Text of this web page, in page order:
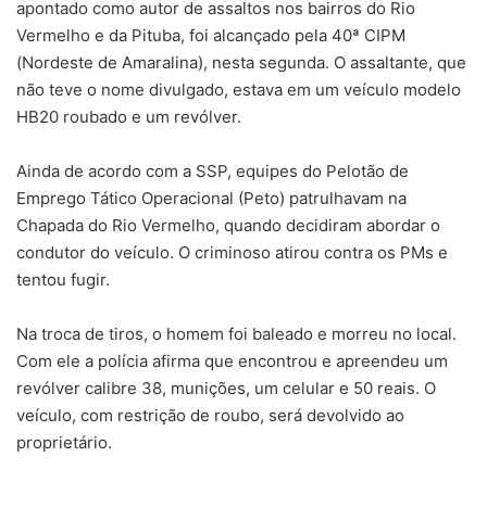
apontado como autor de assaltos nos bairros do Rio
Vermelho e da Pituba, foi alcançado pela 40ª CIPM
(Nordeste de Amaralina), nesta segunda. O assaltante, que
não teve o nome divulgado, estava em um veículo modelo
HB20 roubado e um revólver.
Ainda de acordo com a SSP, equipes do Pelotão de
Emprego Tático Operacional (Peto) patrulhavam na
Chapada do Rio Vermelho, quando decidiram abordar o
condutor do veículo. O criminoso atirou contra os PMs e
tentou fugir.
Na troca de tiros, o homem foi baleado e morreu no local.
Com ele a polícia afirma que encontrou e apreendeu um
revólver calibre 38, munições, um celular e 50 reais. O
veículo, com restrição de roubo, será devolvido ao
proprietário.